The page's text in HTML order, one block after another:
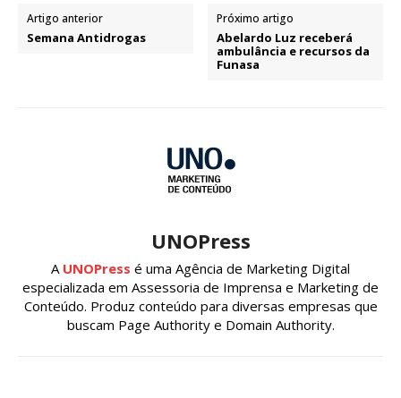
Artigo anterior
Semana Antidrogas
Próximo artigo
Abelardo Luz receberá
ambulância e recursos da
Funasa
UNOPress
A UNOPress é uma Agência de Marketing Digital
especializada em Assessoria de Imprensa e Marketing de
Conteúdo. Produz conteúdo para diversas empresas que
buscam Page Authority e Domain Authority.